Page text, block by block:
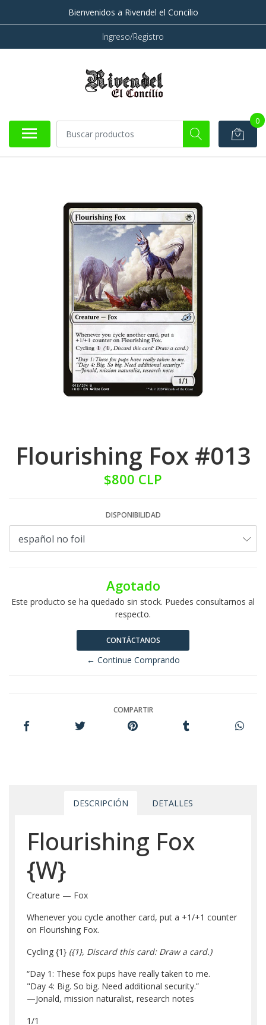
Bienvenidos a Rivendel el Concilio
Ingreso/Registro
0
Flourishing Fox #013
$800 CLP
DISPONIBILIDAD
Agotado
Este producto se ha quedado sin stock. Puedes consultarnos al
respecto.
CONTÁCTANOS
← Continue Comprando
COMPARTIR
DESCRIPCIÓN DETALLES
Flourishing Fox
{W}
Creature — Fox
Whenever you cycle another card, put a +1/+1 counter
on Flourishing Fox.
Cycling {1} ({1}, Discard this card: Draw a card.)
“Day 1: These fox pups have really taken to me.
"Day 4: Big. So big. Need additional security.”
—Jonald, mission naturalist, research notes
1/1